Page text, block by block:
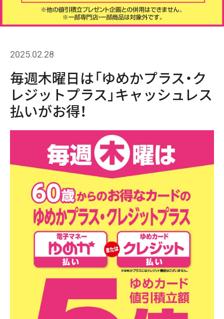
2025.02.28
毎週木曜日は「ゆめかプラス・ク
レジットプラス」キャッシュレス
払いがお得！